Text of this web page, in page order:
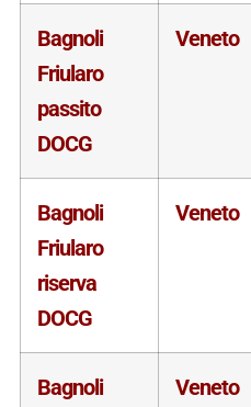
Bagnoli
Friularo
passito
DOCG
Veneto
Bagnoli
Friularo
riserva
DOCG
Veneto
Bagnoli
Veneto